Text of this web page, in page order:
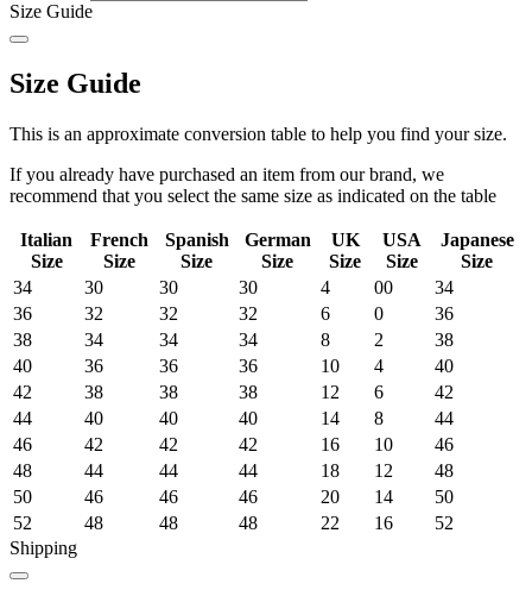
Size Guide
Size Guide
This is an approximate conversion table to help you find your size.
If you already have purchased an item from our brand, we
recommend that you select the same size as indicated on the table
Italian
Size
French
Size
Spanish
Size
German
Size
UK
Size
USA
Size
Japanese
Size
34
30 30 30 4 00
34
36
32 32 32 6 0
36
38
34 34 34 8 2
38
40
36 36 36 10 4
40
42
38 38 38 12 6
42
44
40 40 40 14 8
44
46
42 42 42 16 10
46
48
44 44 44 18 12
48
50
46 46 46 20 14
50
52
48 48 48 22 16
52
Shipping